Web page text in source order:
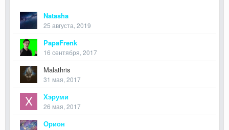
Natasha
25 августа, 2019
PapaFrenk
16 сентября, 2017
Malathris
31 мая, 2017
Хэруми
26 мая, 2017
Орион